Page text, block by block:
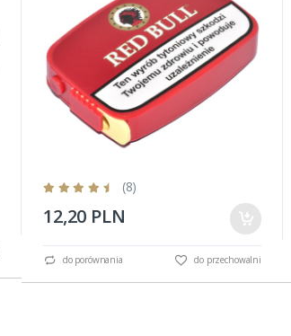
(8)
12,20 PLN
do porównania do przechowalni